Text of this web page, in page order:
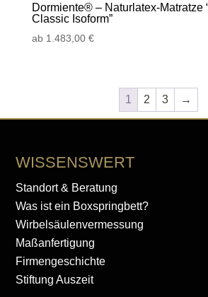
Dormiente® – Naturlatex-Matratze
Classic Isoform”
ab 1.483,00 €
1 2 3 →
WISSENSWERT
Standort & Beratung
Was ist ein Boxspringbett?
Wirbelsäulenvermessung
Maßanfertigung
Firmengeschichte
Stiftung Auszeit